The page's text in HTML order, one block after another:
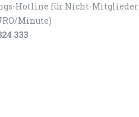
Hotline für Nicht-Mitglieder
Minute)
333